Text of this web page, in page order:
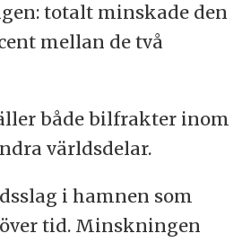
totalt minskade den
mellan de två
både bilfrakter inom
världsdelar.
i hamnen som
tid. Minskningen